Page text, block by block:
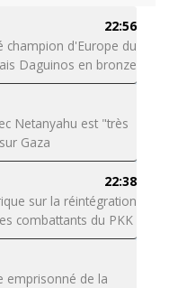
22:56
champion d'Europe du
Daguinos en bronze
Netanyahu est "très
Gaza
22:38
sur la réintégration
combattants du PKK
emprisonné de la